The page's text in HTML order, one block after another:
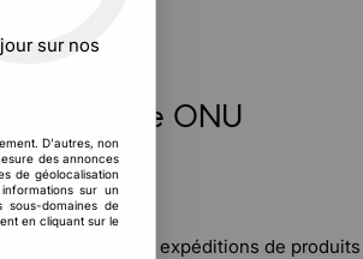
ONU
HT
sécurité de vos expéditions de
sur nos
D'autres, non
des annonces
de géolocalisation
sur un
sous-domaines de
en cliquant sur le